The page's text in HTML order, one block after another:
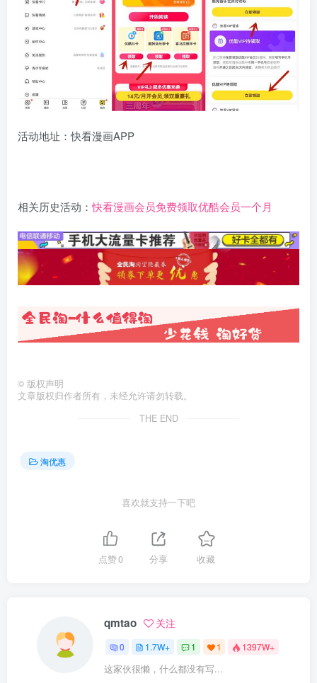
活动地址：快看漫画APP
相关历史活动：快看漫画会员免费领取优酷会员一个月
© 版权声明
文章版权归作者所有，未经允许请勿转载。
THE END
淘优惠
喜欢就支持一下吧
点赞0 分享 收藏
qmtao 关注
0 1.7W+ 1 1 1397W+
这家伙很懒，什么都没有写...